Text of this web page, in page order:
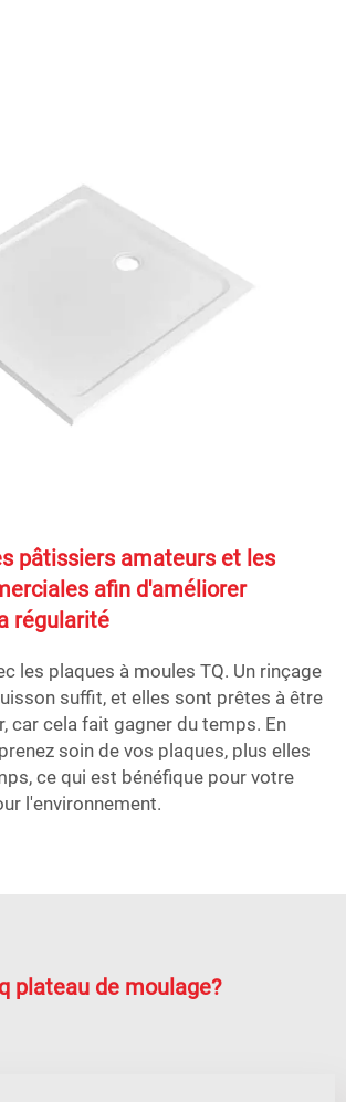
pâtissiers amateurs et les
afin d'améliorer
régularité
les plaques à moules TQ. Un rinçage
suffit, et elles sont prêtes à être
car cela fait gagner du temps. En
soin de vos plaques, plus elles
ce qui est bénéfique pour votre
l'environnement.
plateau de moulage?